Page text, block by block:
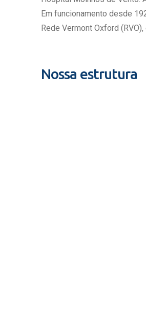
Em funcionamento desde
Rede Vermont Oxford
Nossa estrutura